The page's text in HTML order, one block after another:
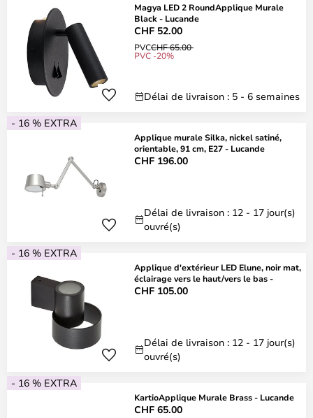
Magya LED 2 RoundApplique Murale
Black - Lucande
CHF 52.00
PVCCHF 65.00
PVC -20%
Délai de livraison : 5 - 6 semaines
- 16 % EXTRA
Applique murale Silka, nickel satiné,
orientable, 91 cm, E27 - Lucande
CHF 196.00
Délai de livraison : 12 - 17 jour(s)
ouvré(s)
- 16 % EXTRA
Applique d'extérieur LED Elune, noir mat,
éclairage vers le haut/vers le bas -
CHF 105.00
Délai de livraison : 12 - 17 jour(s)
ouvré(s)
- 16 % EXTRA
KartioApplique Murale Brass - Lucande
CHF 65.00